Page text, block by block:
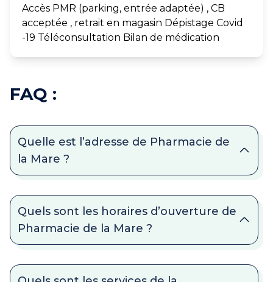
Accès PMR (parking, entrée adaptée) , CB
acceptée , retrait en magasin Dépistage Covid
-19 Téléconsultation Bilan de médication
FAQ :
Quelle est l’adresse de Pharmacie de
la Mare ?
Quels sont les horaires d’ouverture de
Pharmacie de la Mare ?